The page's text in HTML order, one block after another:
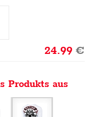
24.99€
Produkts aus